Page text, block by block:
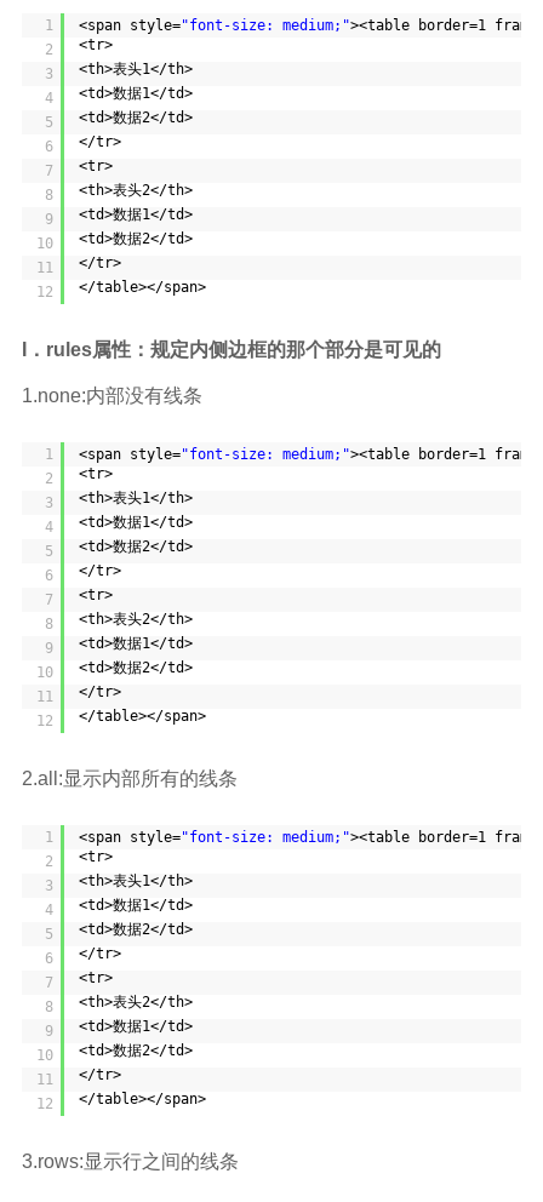
1
2
3
4
5
6
7
8
9
10
11
12
<span style="font-size: medium;"><table border=1
<tr>
<th>表头1</th>
<td>数据1</td>
<td>数据2</td>
</tr>
<tr>
<th>表头2</th>
<td>数据1</td>
<td>数据2</td>
</tr>
</table></span>
I．rules属性：规定内侧边框的那个部分是可见的
1.none:内部没有线条
1
2
3
4
5
6
7
8
9
10
11
12
<span style="font-size: medium;"><table border=1
<tr>
<th>表头1</th>
<td>数据1</td>
<td>数据2</td>
</tr>
<tr>
<th>表头2</th>
<td>数据1</td>
<td>数据2</td>
</tr>
</table></span>
2.all:显示内部所有的线条
1
2
3
4
5
6
7
8
9
10
11
12
<span style="font-size: medium;"><table border=1
<tr>
<th>表头1</th>
<td>数据1</td>
<td>数据2</td>
</tr>
<tr>
<th>表头2</th>
<td>数据1</td>
<td>数据2</td>
</tr>
</table></span>
3.rows:显示行之间的线条